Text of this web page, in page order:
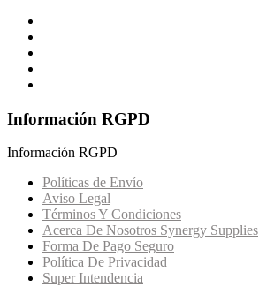
Información RGPD
Información RGPD
Políticas de Envío
Aviso Legal
Términos Y Condiciones
Acerca De Nosotros Synergy Supplies
Forma De Pago Seguro
Política De Privacidad
Super Intendencia